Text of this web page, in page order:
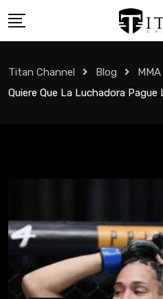
Titan Channel Blog MMA
Quiere Que La Luchadora Pague